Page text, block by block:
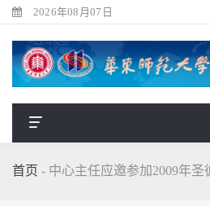
2026年08月07日
首页 - 中心主任应邀参加2009年